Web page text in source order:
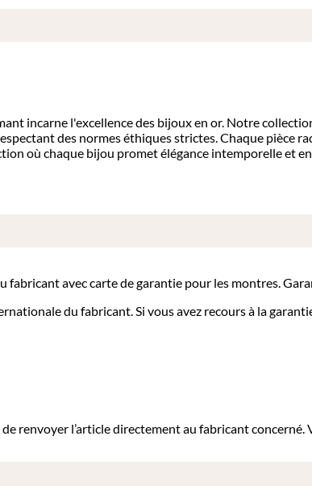
incarne l'excellence des bijoux en or. Notre
des normes éthiques strictes. Chaque
où chaque bijou promet élégance intemporelle et
fabricant avec carte de garantie pour les montres.
du fabricant. Si vous avez recours à la
renvoyer l’article directement au fabricant